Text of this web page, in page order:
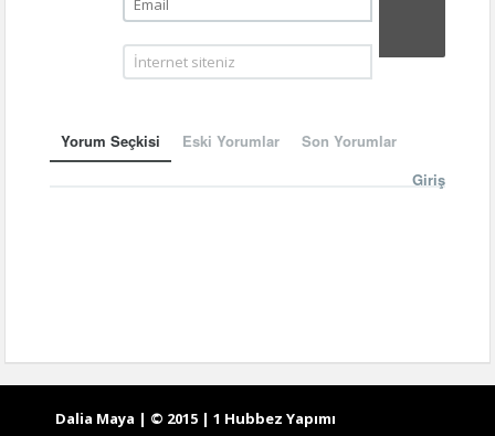
Yorum Seçkisi Eski Yorumlar
Son Yorumlar
Giriş
Dalia Maya | © 2015 | 1 Hubbez Yapımı